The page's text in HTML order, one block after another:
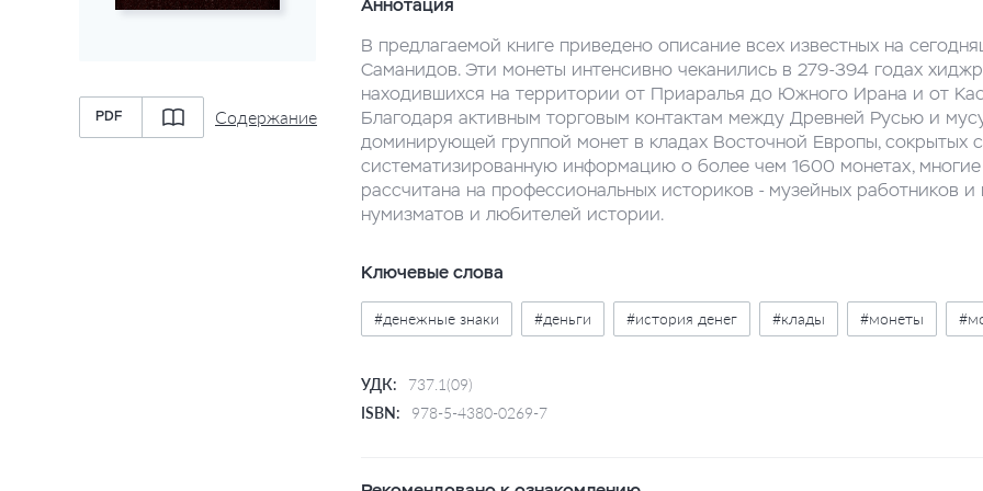
PDF Содержание
Аннотация
В предлагаемой книге приведено описание всех известных на
Саманидов. Эти монеты интенсивно чеканились в 279-394 годах
находившихся на территории от Приаралья до Южного Ирана и от
Благодаря активным торговым контактам между Древней Русью и
доминирующей группой монет в кладах Восточной Европы, сокрытых
систематизированную информацию о более чем 1600 монетах,
рассчитана на профессиональных историков - музейных работников
нумизматов и любителей истории.
Ключевые слова
#денежные знаки #деньги #история денег #клады #монеты
УДК:
737.1(09)
ISBN:
978-5-4380-0269-7